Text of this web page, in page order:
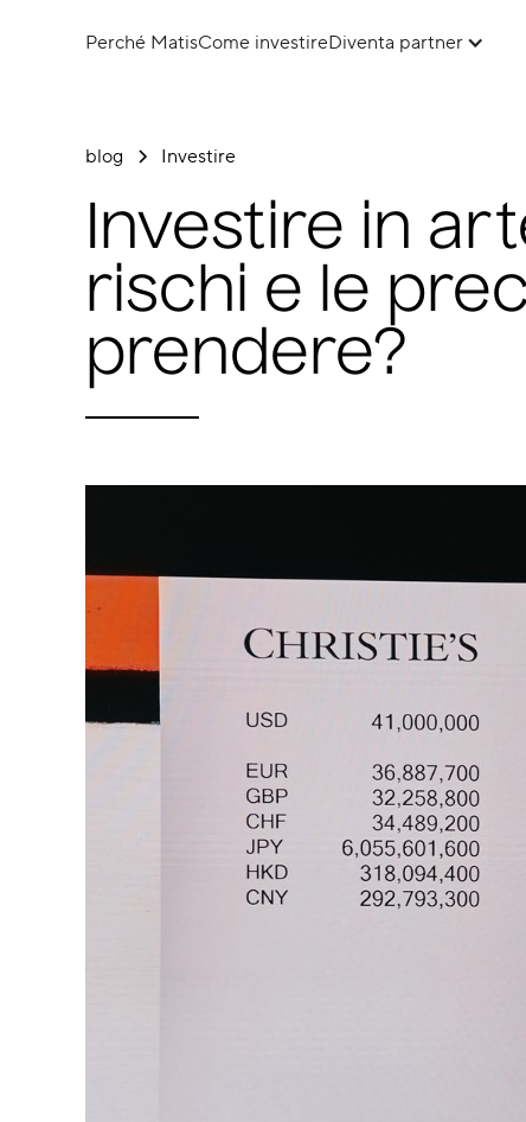
Perché MatisCome investireDiventa partner
blog Investire
Investire in
rischi e le
prendere?